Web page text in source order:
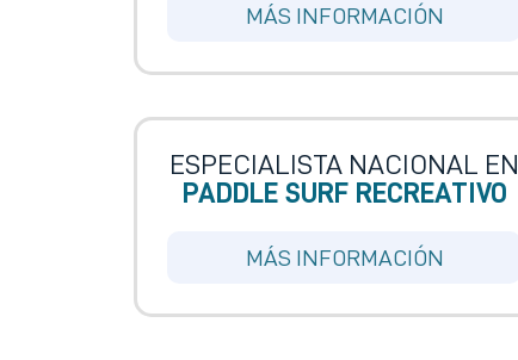
MÁS INFORMACIÓN
ESPECIALISTA NACIONAL EN
PADDLE SURF RECREATIVO
MÁS INFORMACIÓN